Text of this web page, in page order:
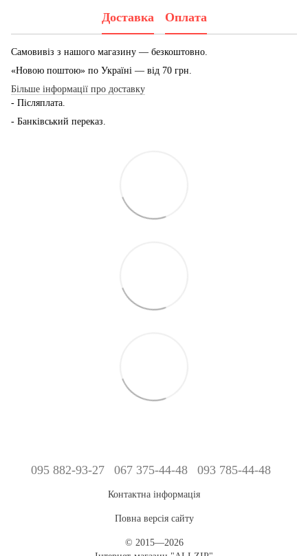
Доставка Оплата
Самовивіз з нашого магазину — безкоштовно.
«Новою поштою» по Україні — від 70 грн.
Більше інформації про доставку
- Післяплата.
- Банківський переказ.
095 882-93-27 067 375-44-48 093 785-44-48
Контактна інформація
Повна версія сайту
© 2015—2026